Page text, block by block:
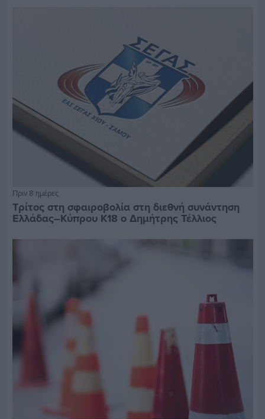
Πριν 8 ημέρες
Τρίτος στη σφαιροβολία στη διεθνή συνάντηση
Ελλάδας–Κύπρου Κ18 ο Δημήτρης Τέλλιος